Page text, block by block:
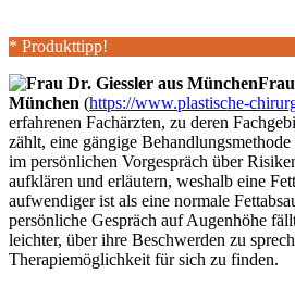
* Produkttipp!
München (https://www.plastische-
erfahrenen Fachärzten, zu deren
zählt, eine gängige
im persönlichen Vorgespräch über
aufklären und erläutern, weshalb eine
aufwendiger ist als eine normale
persönliche Gespräch auf Augenhöhe
leichter, über ihre Beschwerden zu
Therapiemöglichkeit für sich zu finden.